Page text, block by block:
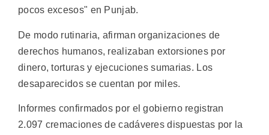
pocos excesos" en Punjab.
De modo rutinaria, afirman organizaciones de
derechos humanos, realizaban extorsiones por
dinero, torturas y ejecuciones sumarias. Los
desaparecidos se cuentan por miles.
Informes confirmados por el gobierno registran
2.097 cremaciones de cadáveres dispuestas por la